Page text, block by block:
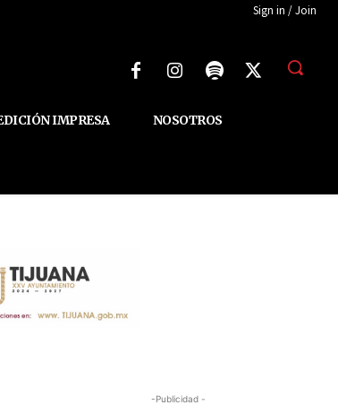
Sign in / Join
IMPRESA NOSOTROS
-Publicidad -